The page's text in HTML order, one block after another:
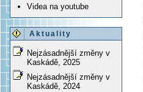
Videa na youtube
Aktuality
Nejzásadnější změny v
Kaskádě, 2025
Nejzásadnější změny v
Kaskádě, 2024